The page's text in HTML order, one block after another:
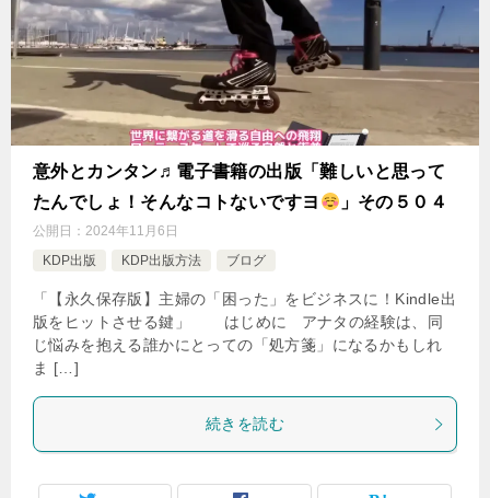
意外とカンタン♬電子書籍の出版「難しいと思って
たんでしょ！そんなコトないですヨ
」その５０４
公開日： 2024年11月6日
KDP出版
KDP出版方法 ブログ
「【永久保存版】主婦の「困った」をビジネスに！Kindle出
版をヒットさせる鍵」 はじめに アナタの経験は、同
じ悩みを抱える誰かにとっての「処方箋」になるかもしれ
ま […]
続きを読む